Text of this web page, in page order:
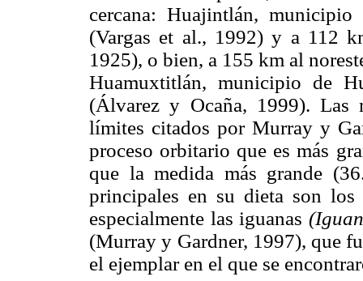
cercana: Huajintlán,
(Vargas et al., 1992) y a 112
1925), o bien, a 155 km al
Huamuxtitlán, municipio de
(Álvarez y Ocaña, 1999). Las
límites citados por Murray y
proceso orbitario que es más
que la medida más grande
principales en su dieta son
especialmente las iguanas
(Murray y Gardner, 1997), que
el ejemplar en el que se